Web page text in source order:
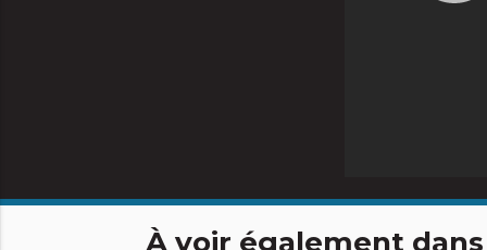
À voir également